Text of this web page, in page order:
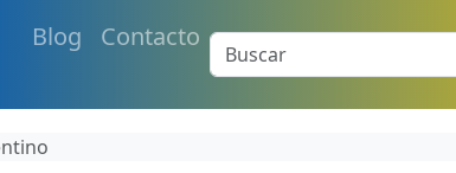
Blog Contacto